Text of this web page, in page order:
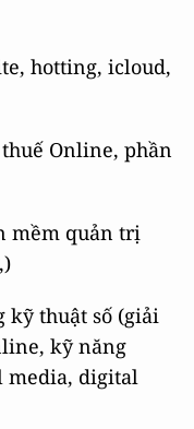
hotting, icloud,
Online, phần
mềm quản trị
kỹ thuật số (giải
kỹ năng
media, digital